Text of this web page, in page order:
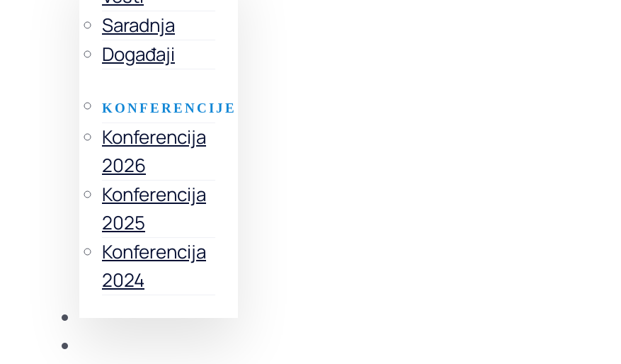
Saradnja
Događaji
KONFERENCIJE
Konferencija
2026
Konferencija
2025
Konferencija
2024